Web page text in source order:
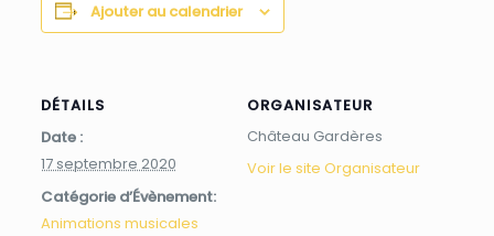
Ajouter au calendrier
DÉTAILS
Date :
17 septembre 2020
Catégorie d’Évènement:
Animations musicales
ORGANISATEUR
Château Gardères
Voir le site Organisateur